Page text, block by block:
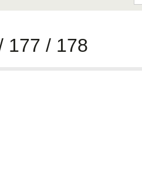
177 / 178